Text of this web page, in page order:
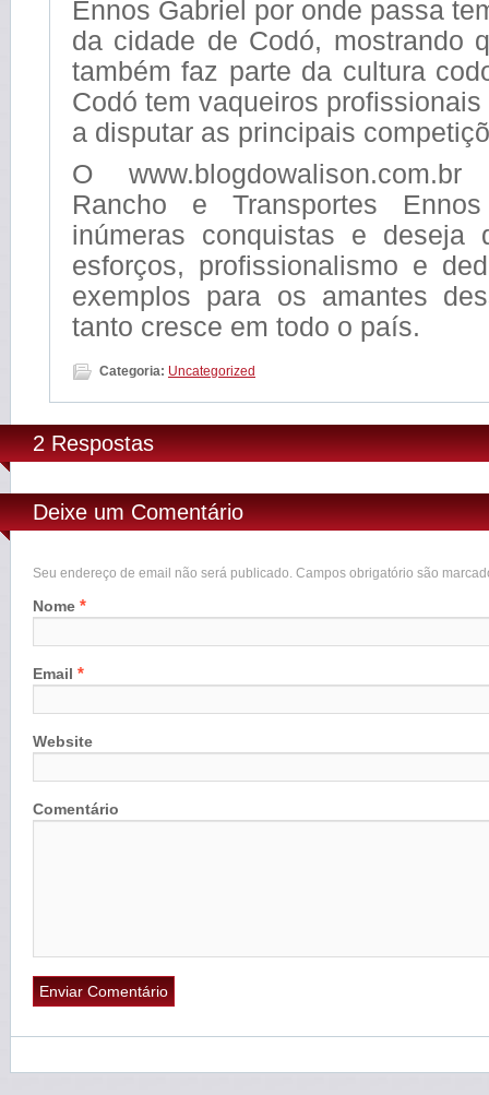
Ennos Gabriel por onde passa
da cidade de Codó, mostrando
também faz parte da cultura
Codó tem vaqueiros
a disputar as principais
O
Rancho e Transportes
inúmeras conquistas e deseja
esforços, profissionalismo e
exemplos para os amantes
tanto cresce em todo o país.
Categoria: Uncategorized
2 Respostas
Deixe um Comentário
Seu endereço de email não será publicado. Campos obrigatório são
Nome *
Email *
Website
Comentário